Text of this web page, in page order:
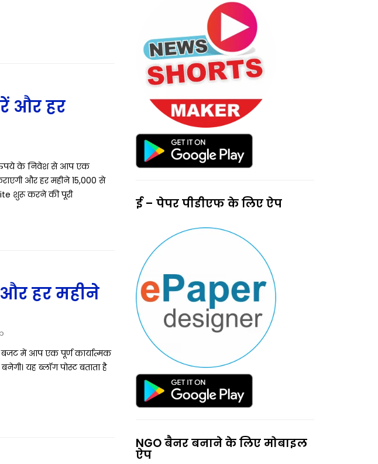
और हर
रुपये के निवेश से आप एक
और हर महीने 15,000 से
शुरू करने की पूरी
हर महीने
में आप एक पूर्ण कार्यात्मक
यह ब्लॉग पोस्ट बताता है
ई – पेपर पीडीएफ के लिए ऐप
NGO बैनर बनाने के लिए मोबाइल
ऐप